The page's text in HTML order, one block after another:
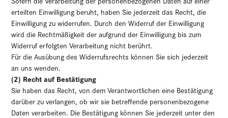
erteilten Einwilligung beruht, haben Sie jederzeit das Recht, die
Einwilligung zu widerrufen. Durch den Widerruf der Einwilligung
wird die Rechtmäßigkeit der aufgrund der Einwilligung bis zum
Widerruf erfolgten Verarbeitung nicht berührt.
Für die Ausübung des Widerrufsrechts können Sie sich jederzeit
an uns wenden.
(2) Recht auf Bestätigung
Sie haben das Recht, von dem Verantwortlichen eine Bestätigung
darüber zu verlangen, ob wir sie betreffende personenbezogene
Daten verarbeiten. Die Bestätigung können Sie jederzeit unter den